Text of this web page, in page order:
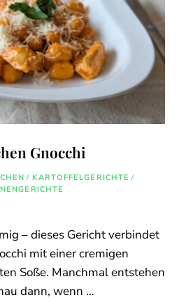
Gnocchi
/ KARTOFFELGERICHTE /
– dieses Gericht verbindet
mit einer cremigen
Soße. Manchmal entstehen
dann, wenn …